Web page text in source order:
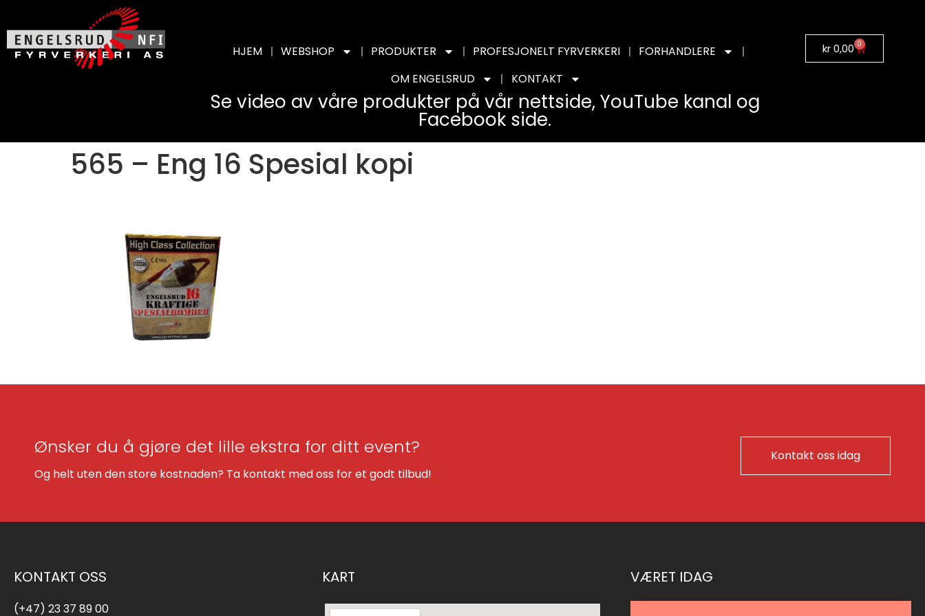
HJEM WEBSHOP PRODUKTER PROFESJONELT FYRVERKERI
FORHANDLERE
OM ENGELSRUD
KONTAKT
Se video av våre produkter på vår nettside, YouTube kanal og
Facebook side.
kr0,00 0
565 – Eng 16 Spesial kopi
Ønsker du å gjøre det lille ekstra for ditt event?
Og helt uten den store kostnaden? Ta kontakt med oss for et godt tilbud!
Kontakt oss idag
KONTAKT OSS
(+47) 23 37 89 00
KART VÆRET IDAG